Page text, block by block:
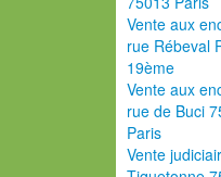
Vente aux
rue Rébeval
19ème
Vente aux
rue de Buci
Paris
Vente